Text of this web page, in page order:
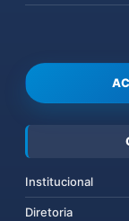
Institucional
Diretoria